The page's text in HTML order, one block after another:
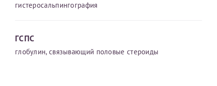
гистеросальпингография
ГСПС
глобулин, связывающий половые стероиды